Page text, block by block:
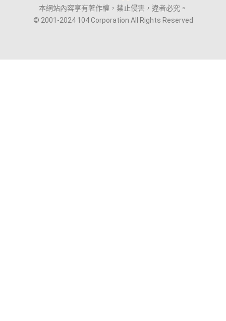
本網站內容享有著作權，禁止侵害，違者必究。
© 2001-2024 104 Corporation All Rights Reserved